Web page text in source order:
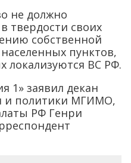
не должно
твердости своих
собственной
пунктов,
локализуются ВС РФ.
1» заявил декан
и политики МГИМО,
РФ Генри